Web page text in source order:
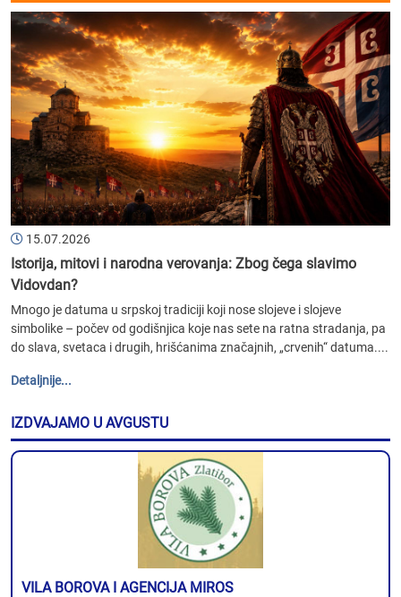
15.07.2026
Istorija, mitovi i narodna verovanja: Zbog čega slavimo
Vidovdan?
Mnogo je datuma u srpskoj tradiciji koji nose slojeve i slojeve
simbolike – počev od godišnjica koje nas sete na ratna stradanja, pa
do slava, svetaca i drugih, hrišćanima značajnih, „crvenih“ datuma....
Detaljnije...
IZDVAJAMO U AVGUSTU
VILA BOROVA I AGENCIJA MIROS